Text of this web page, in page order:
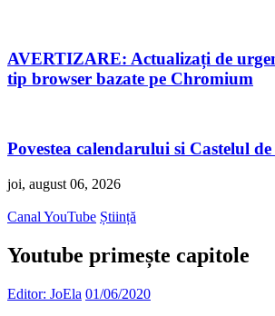
AVERTIZARE: Actualizați de
tip browser bazate pe Chromium
Povestea calendarului si Castelul
joi, august 06, 2026
Canal YouTube Știință
Youtube primește capitole
Editor: JoEla 01/06/2020